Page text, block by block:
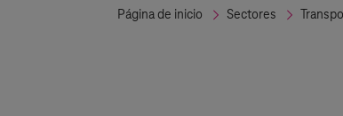
Página de inicio Sectores